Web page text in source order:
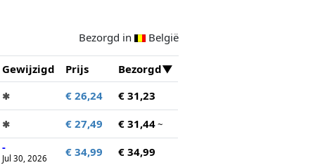
Bezorgd in België
Gewijzigd Prijs
Bezorgd
✱ € 26,24
€ 31,23
✱ € 27,49 € 31,44~
-
Jul 30, 2026 € 34,99
€ 34,99